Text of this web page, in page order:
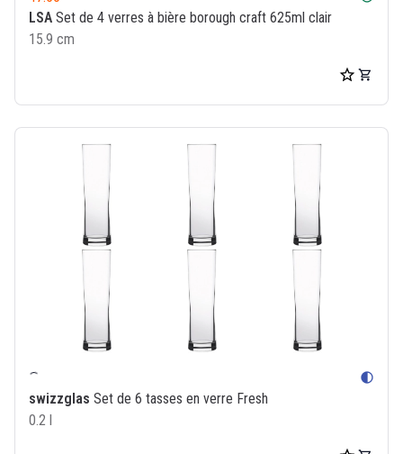
LSA Set de 4 verres à bière borough craft 625ml clair
15.9 cm
contrast
swizzglas Set de 6 tasses en verre Fresh
0.2 l